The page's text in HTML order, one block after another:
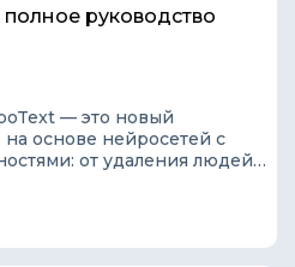
руководство
— это новый
основе нейросетей с
от удаления людей
человека.